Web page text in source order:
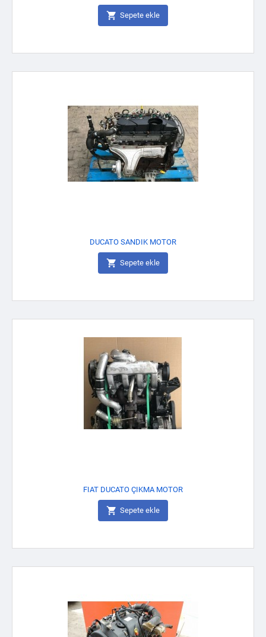
 Sepete ekle
DUCATO SANDIK MOTOR
 Sepete ekle
FIAT DUCATO ÇIKMA MOTOR
 Sepete ekle